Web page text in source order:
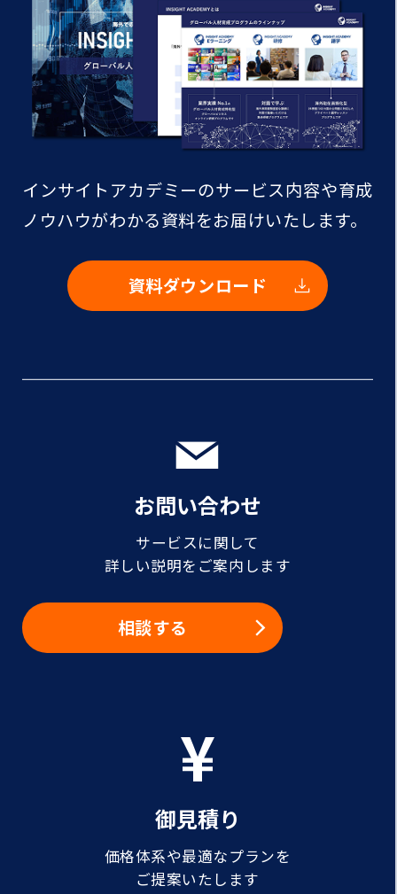
インサイトアカデミーのサービス内容や育成
ノウハウがわかる資料をお届けいたします。
資料ダウンロード
お問い合わせ
サービスに関して
詳しい説明をご案内します
相談する
御見積り
価格体系や最適なプランを
ご提案いたします